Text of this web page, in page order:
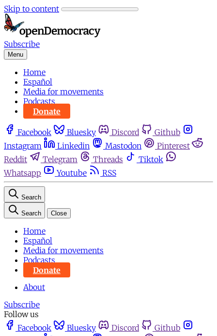
Skip to content
Subscribe
Menu
Home
Español
Media for movements
Podcasts
Donate
Facebook Bluesky Discord
Github
Instagram
Linkedin Mastodon
Pinterest
Reddit
Telegram Threads
Tiktok
Whatsapp
Youtube RSS
Search
Search Close
Home
Español
Media for movements
Podcasts
Donate
About
Subscribe
Follow us
Facebook
Bluesky Discord
Github